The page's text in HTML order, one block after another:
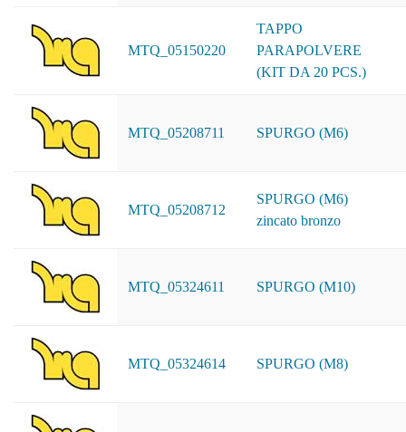
MTQ_05150220
TAPPO
PARAPOLVERE
(KIT DA 20 PCS.)
MTQ_05208711 SPURGO (M6)
MTQ_05208712
SPURGO (M6)
zincato bronzo
MTQ_05324611 SPURGO (M10)
MTQ_05324614 SPURGO (M8)